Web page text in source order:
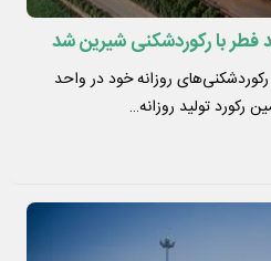
فطر با رکوردشکنی شیرین شد
رکوردشکنی‌های روزانه خود در واحد
رکورد تولید روزانه…